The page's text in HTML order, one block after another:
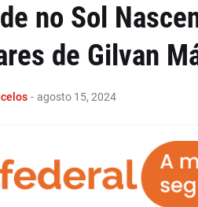
no Sol
de Gilvan
- agosto 15, 2024